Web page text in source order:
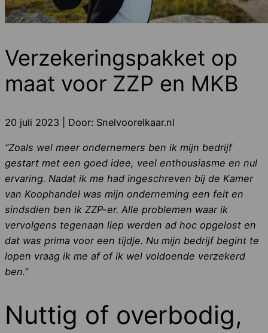
Verzekeringspakket op
maat voor ZZP en MKB
20 juli 2023 | Door: Snelvoorelkaar.nl
“Zoals wel meer ondernemers ben ik mijn bedrijf
gestart met een goed idee, veel enthousiasme en nul
ervaring. Nadat ik me had ingeschreven bij de Kamer
van Koophandel was mijn onderneming een feit en
sindsdien ben ik ZZP-er. Alle problemen waar ik
vervolgens tegenaan liep werden ad hoc opgelost en
dat was prima voor een tijdje. Nu mijn bedrijf begint te
lopen vraag ik me af of ik wel voldoende verzekerd
ben.”
Nuttig of overbodig,